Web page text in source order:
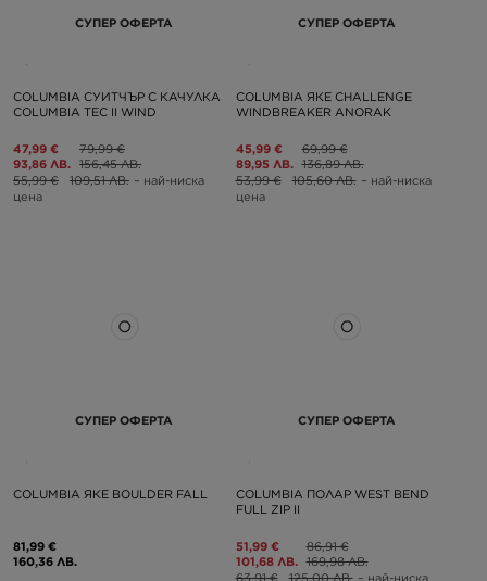
СУПЕР ОФЕРТА
COLUMBIA СУИТЧЪР С КАЧУЛКА
COLUMBIA TEC II WIND
47,99 €
93,86 ЛВ.
79,99 €
156,45 ЛВ.
55,99 €
109,51 ЛВ. – най-ниска
цена
СУПЕР ОФЕРТА
COLUMBIA ЯКЕ CHALLENGE
WINDBREAKER ANORAK
45,99 €
89,95 ЛВ.
69,99 €
136,89 ЛВ.
53,99 €
105,60 ЛВ. – най-ниска
цена
СУПЕР ОФЕРТА
COLUMBIA ЯКЕ BOULDER FALL
81,99 €
160,36 ЛВ.
СУПЕР ОФЕРТА
COLUMBIA ПОЛАР WEST BEND
FULL ZIP II
51,99 €
101,68 ЛВ.
86,91 €
169,98 ЛВ.
63,91 €
125,00 ЛВ. – най-ниска